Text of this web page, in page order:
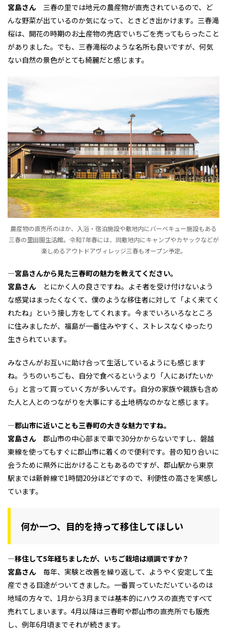
宮島さん 三春の里では地元の農産物が直売されているので、ど
んな野菜が出ているのか気になって、ときどき出かけます。三春滝
桜は、開花の時期のお土産物の売店でいちごを売ってもらったこと
がありました。でも、三春滝桜のような名所も良いですが、何気
ない自然の景色がとても綺麗だと感じます。
農産物の直売所のほか、入浴・宿泊施設や敷地内にバーベキュー施設もある
三春の里田園生活館。令和7年春には、同敷地内にキャンプやカヤックなどが
楽しめるアウトドアヴィレッジ三春もオープン予定。
―宮島さんから見た三春町の魅力を教えてください。
宮島さん とにかく人の良さですね。よそ者を受け付けないよう
な感覚はまったくなくて、僕のような移住者に対して「よく来てく
れたね」という接し方をしてくれます。今までいろいろなところ
に住みましたが、福島が一番住みやすく、ストレスなくゆったり
生きられています。
みなさんがお互いに助け合って生活しているようにも感じます
ね。うちのいちごも、自分で食べるというより「人にあげたいか
ら」と言って買っていく方が多いんです。自分の家族や親族も含め
た人と人とのつながりを大事にする土地柄なのかなと感じます。
―郡山市に近いことも三春町の大きな魅力ですね。
宮島さん 郡山市の中心部まで車で30分かからないですし、磐越
東線を使ってもすぐに郡山市に着くので便利です。昔の知り合いに
会うために県外に出かけることもあるのですが、郡山駅から東京
駅までは新幹線で1時間20分ほどですので、利便性の高さを実感し
ています。
何か一つ、目的を持って移住してほしい
―移住して5年経ちましたが、いちご栽培は順調ですか？
宮島さん 毎年、実験と改善を繰り返して、ようやく安定して生
産できる目途がついてきました。一番買っていただいているのは
地域の方々で、1月から3月までは基本的にハウスの直売ですべて
売れてしまいます。4月以降は三春町や郡山市の直売所でも販売
し、例年6月頃までそれが続きます。